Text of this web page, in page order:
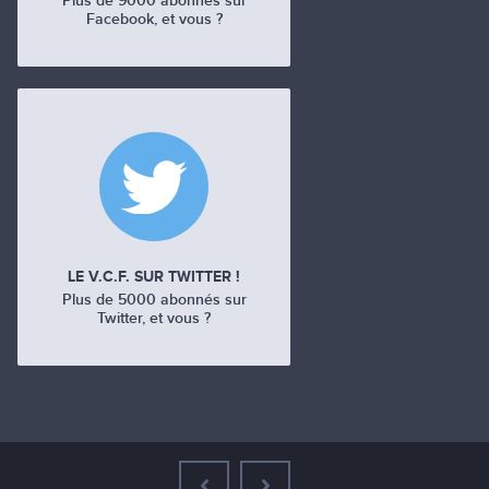
Facebook, et vous ?
LE V.C.F. SUR TWITTER !
Plus de 5000 abonnés sur
Twitter, et vous ?